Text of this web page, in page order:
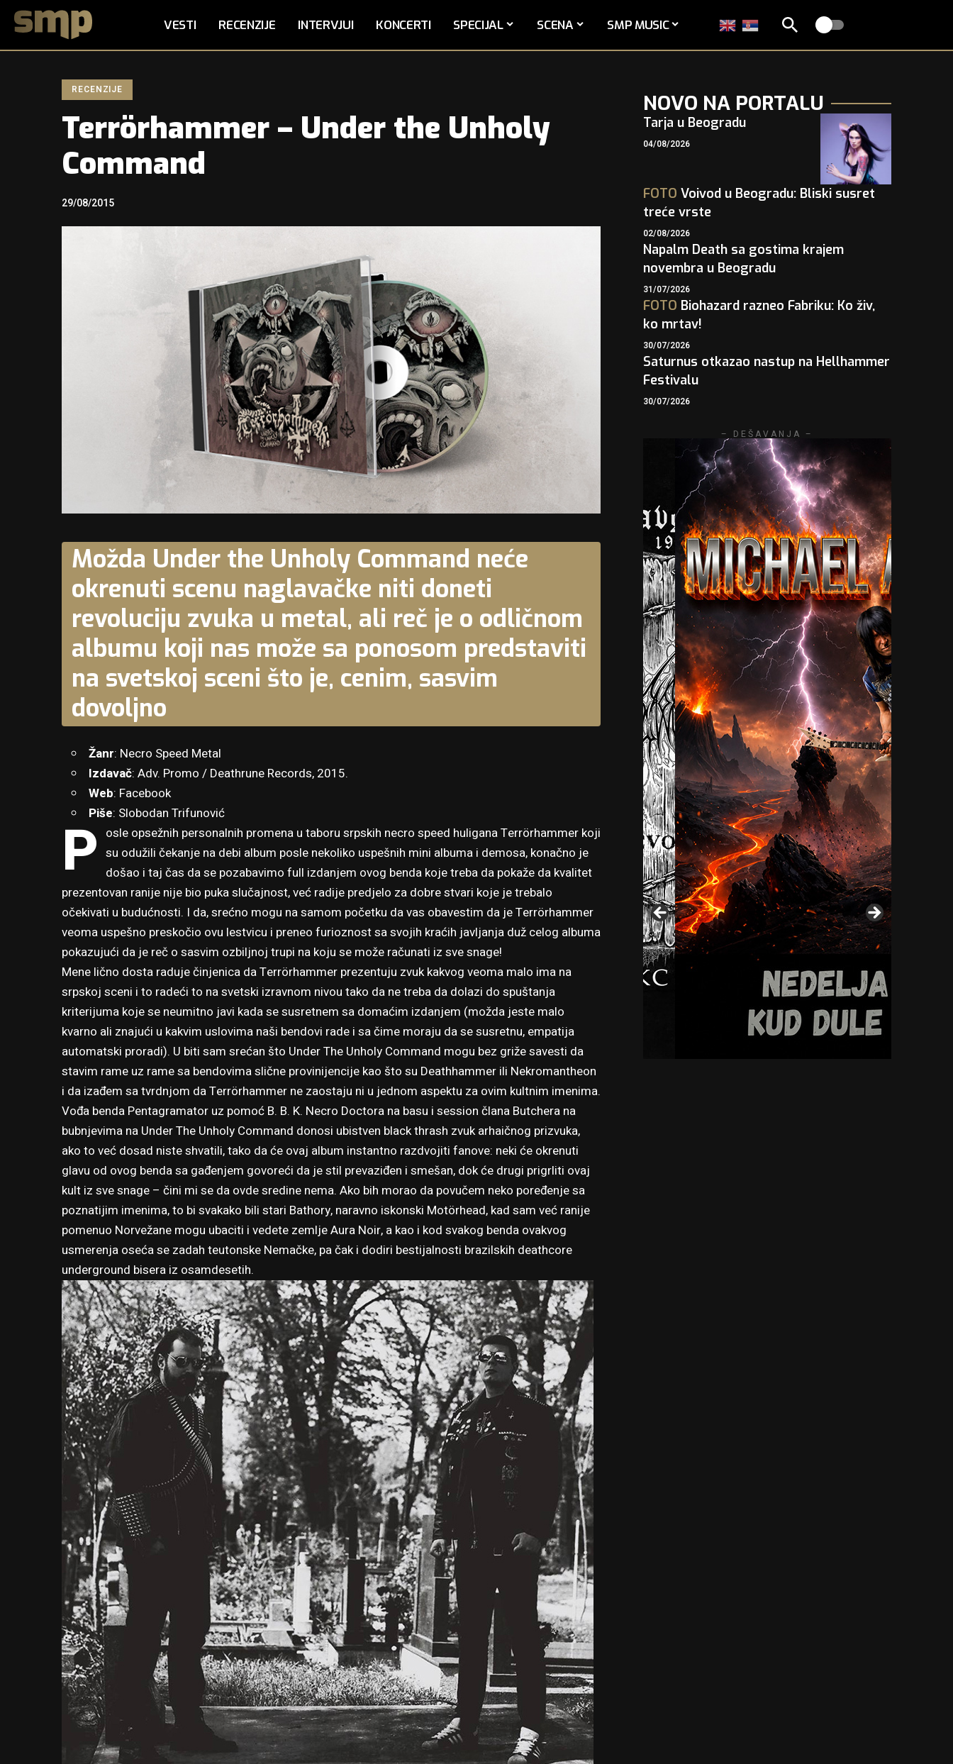
VESTI RECENZIJE INTERVJUI KONCERTI SPECIJAL SCENA SMP MUSIC
RECENZIJE
Terrörhammer – Under the Unholy
Command
29/08/2015
Možda Under the Unholy Command neće
okrenuti scenu naglavačke niti doneti
revoluciju zvuka u metal, ali reč je o odličnom
albumu koji nas može sa ponosom predstaviti
na svetskoj sceni što je, cenim, sasvim
dovoljno
Žanr: Necro Speed Metal
Izdavač: Adv. Promo / Deathrune Records, 2015.
Web: Facebook
Piše: Slobodan Trifunović
P osle opsežnih personalnih promena u taboru srpskih necro speed huliganaTerrörhammer koji
su odužili čekanje na debi album posle nekoliko uspešnih mini albuma i demosa, konačno je
došao i taj čas da se pozabavimo full izdanjem ovog benda koje treba da pokaže da kvalitet
prezentovan ranije nije bio puka slučajnost, već radije predjelo za dobre stvari koje je trebalo
očekivati u budućnosti. I da, srećno mogu na samom početku da vas obavestim da je Terrörhammer
veoma uspešno preskočio ovu lestvicu i preneo furioznost sa svojih kraćih javljanja duž celog albuma
pokazujući da je reč o sasvim ozbiljnoj trupi na koju se može računati iz sve snage!
Mene lično dosta raduje činjenica da Terrörhammer prezentuju zvuk kakvog veoma malo ima na
srpskoj sceni i to radeći to na svetski izravnom nivou tako da ne treba da dolazi do spuštanja
kriterijuma koje se neumitno javi kada se susretnem sa domaćim izdanjem (možda jeste malo
kvarno ali znajući u kakvim uslovima naši bendovi rade i sa čime moraju da se susretnu, empatija
automatski proradi). U biti sam srećan što Under The Unholy Command mogu bez griže savesti da
stavim rame uz rame sa bendovima slične provinijencije kao što su Deathhammer ili Nekromantheon
i da izađem sa tvrdnjom da Terrörhammer ne zaostaju ni u jednom aspektu za ovim kultnim imenima.
Vođa benda Pentagramator uz pomoć B. B. K. Necro Doctora na basu i session člana Butchera na
bubnjevima na Under The Unholy Command donosi ubistven black thrash zvuk arhaičnog prizvuka,
ako to već dosad niste shvatili, tako da će ovaj album instantno razdvojiti fanove: neki će okrenuti
glavu od ovog benda sa gađenjem govoreći da je stil prevaziđen i smešan, dok će drugi prigrliti ovaj
kult iz sve snage – čini mi se da ovde sredine nema. Ako bih morao da povučem neko poređenje sa
poznatijim imenima, to bi svakako bili stari Bathory, naravno iskonski Motörhead, kad sam već ranije
pomenuo Norvežane mogu ubaciti i vedete zemlje Aura Noir, a kao i kod svakog benda ovakvog
usmerenja oseća se zadah teutonske Nemačke, pa čak i dodiri bestijalnosti brazilskih deathcore
underground bisera iz osamdesetih.
NOVO NA PORTALU
Tarja u Beogradu
04/08/2026
FOTO Voivod u Beogradu: Bliski susret
treće vrste
02/08/2026
Napalm Death sa gostima krajem
novembra u Beogradu
31/07/2026
FOTO Biohazard razneo Fabriku: Ko živ,
ko mrtav!
30/07/2026
Saturnus otkazao nastup na Hellhammer
Festivalu
30/07/2026
– DEŠAVANJA –